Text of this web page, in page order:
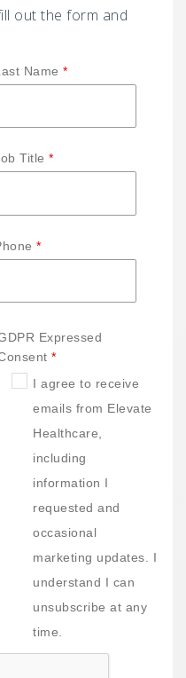
out the form and
Name
Title
Expressed
I agree to receive
emails from Elevate
Healthcare,
including
information I
requested and
occasional
marketing updates. I
understand I can
unsubscribe at any
time.